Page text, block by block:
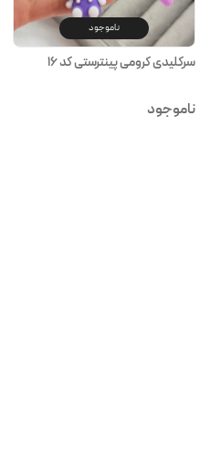
ناموجود
سرکلیدی کرومی پینترستی کد ۱۶
ناموجود